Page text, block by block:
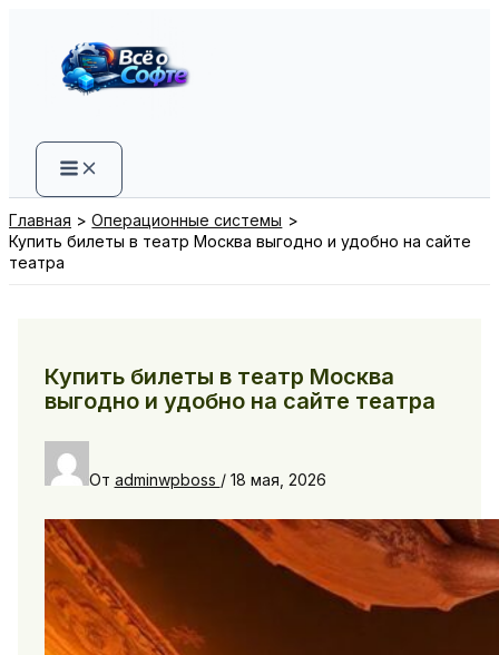
содержимому
Главная
Операционные системы
Купить билеты в театр Москва выгодно и удобно на сайте
театра
Купить билеты в театр Москва
выгодно и удобно на сайте театра
От adminwpboss / 18 мая, 2026